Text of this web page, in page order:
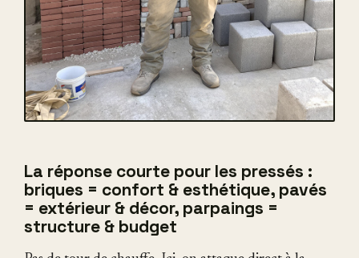
La réponse courte pour les pressés :
briques = confort & esthétique, pavés
= extérieur & décor, parpaings =
structure & budget